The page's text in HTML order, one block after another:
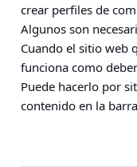
crear perfiles de
Algunos son
Cuando el sitio web
funciona como
Puede hacerlo por
contenido en la